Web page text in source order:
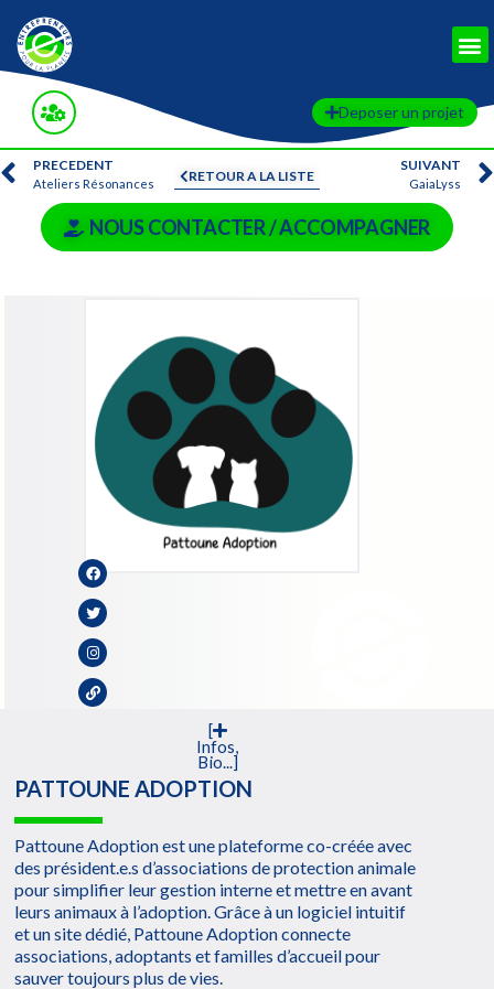
Deposer un projet
RETOUR A LA LISTE
PRECEDENT
Ateliers Résonances
SUIVANT
GaiaLyss
NOUS CONTACTER / ACCOMPAGNER
[
Infos,
Bio...]
PATTOUNE ADOPTION
Pattoune Adoption est une plateforme co-créée avec
des président.e.s d’associations de protection animale
pour simplifier leur gestion interne et mettre en avant
leurs animaux à l’adoption. Grâce à un logiciel intuitif
et un site dédié, Pattoune Adoption connecte
associations, adoptants et familles d’accueil pour
sauver toujours plus de vies.